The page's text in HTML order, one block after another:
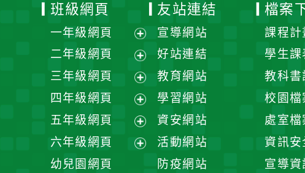
班級網頁
一年級網頁
展
開
選
單
二年級網頁
展
選
單
三年級網頁
展
選
單
四年級網頁
展
選
五年級網頁
展
開
六年級網頁
幼兒園網頁
友站連結
宣導網站
好站連結
教育網站
學習網站
資安網站
活動網站
防疫網站
檔案
課程計
學生課
教科書
校園檔
處室檔
資訊安
宣導資